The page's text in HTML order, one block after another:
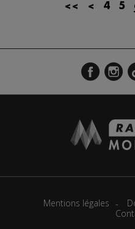
<< < 4 5
Mentions légales